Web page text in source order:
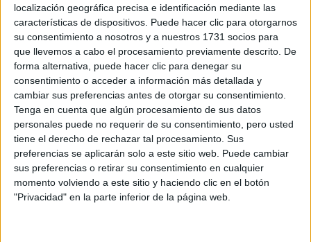
localización geográfica precisa e identificación mediante las
características de dispositivos. Puede hacer clic para otorgarnos
su consentimiento a nosotros y a nuestros 1731 socios para
que llevemos a cabo el procesamiento previamente descrito. De
forma alternativa, puede hacer clic para denegar su
consentimiento o acceder a información más detallada y
cambiar sus preferencias antes de otorgar su consentimiento.
Tenga en cuenta que algún procesamiento de sus datos
personales puede no requerir de su consentimiento, pero usted
tiene el derecho de rechazar tal procesamiento. Sus
preferencias se aplicarán solo a este sitio web. Puede cambiar
sus preferencias o retirar su consentimiento en cualquier
momento volviendo a este sitio y haciendo clic en el botón
"Privacidad" en la parte inferior de la página web.
Chica
¿En qué año terminas (o terminaste) bachillerato o FP?
Soy estudiante de:*
Términos y Condiciones de Uso
Aceptolos Términos y Condicionesde uso*